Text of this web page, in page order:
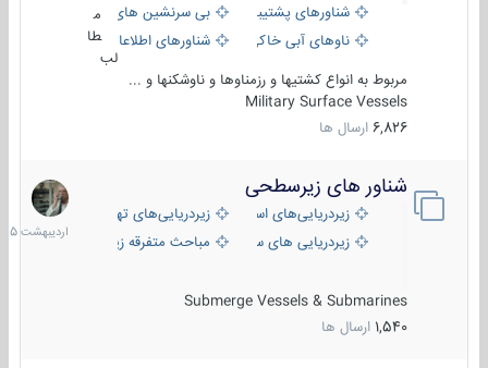
شناورهای پشتیبانی
بی سرنشین های دریایی
ناوهای آبی خاکی و نیروبرشناورهای اطلاعاتی و جاسوسی
طا
لب
مربوط به انواع کشتیها و رزمناوها و ناوشکنها و ...
Military Surface Vessels
6,826 ارسال ها
شناور های زیرسطحی
زیردریایی‌های استراتژیکزیردریایی‌های تهاجمی
زیردریایی های سبک
مباحث متفرقه زیرسطحی
Submerge Vessels & Submarines
1,540 ارسال ها
31
1405